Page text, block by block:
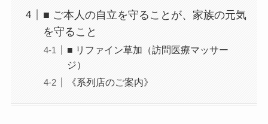
■ ご本人の自立を守ることが、家族の元気
を守ること
■ リファイン草加（訪問医療マッサー
ジ）
《系列店のご案内》